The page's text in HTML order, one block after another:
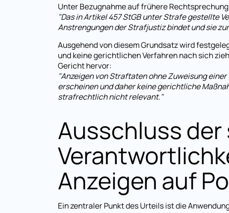
Unter Bezugnahme auf frühere
"Das in Artikel 457 StGB unter Strafe gestellte
Anstrengungen der Strafjustiz bindet und sie
Ausgehend von diesem Grundsatz wird
und keine gerichtlichen Verfahren nach sich
Gericht hervor:
"Anzeigen von Straftaten ohne Zuweisung
erscheinen und daher keine gerichtliche
strafrechtlich nicht relevant."
Ausschluss
Anzeigen auf
Ein zentraler Punkt des Urteils ist die